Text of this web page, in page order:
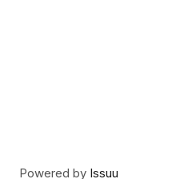
Powered by Issuu